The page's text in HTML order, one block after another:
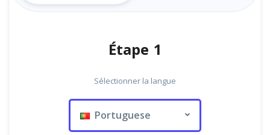
Étape 1
Sélectionner la langue
Portuguese